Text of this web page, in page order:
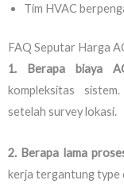
Tim HVAC
FAQ Seputar Harga
1. Berapa biaya
kompleksitas
setelah survey lokasi.
2. Berapa lama
kerja tergantung type